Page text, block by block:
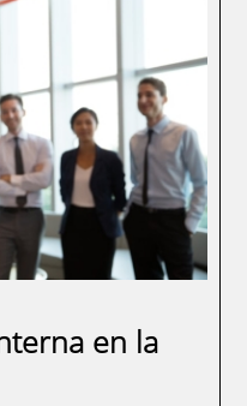
en la